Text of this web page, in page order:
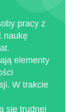
pracy z
naukę
elementy
W trakcie
się trudnej